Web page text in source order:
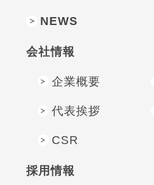
NEWS
会社情報
企業概要
代表挨拶
CSR
採⽤情報